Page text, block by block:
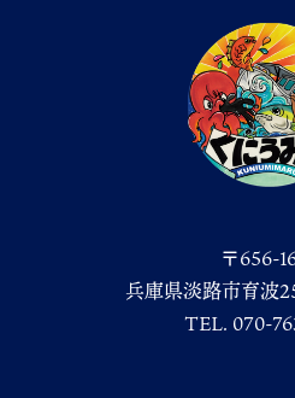
〒656-
兵庫県淡路市育波
TEL. 070-